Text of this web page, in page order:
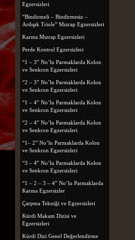
Egzersizleri
“Bindirmeli – Bindirmesiz –
Ardışık Triole” Mızrap Egzersizleri
Karma Mızrap Egzersizleri
Perde Kontrol Egzersizleri
“1 – 3” No’lu Parmaklarda Kolon
ve Senkron Egzersizleri
“2 – 3” No’lu Parmaklarda Kolon
ve Senkron Egzersizleri
“1 – 4” No’lu Parmaklarda Kolon
ve Senkron Egzersizleri
“2 – 4” No’lu Parmaklarda Kolon
ve Senkron Egzersizleri
“1– 2” No’lu Parmaklarda Kolon
ve Senkron Egzersizleri
“3 – 4” No’lu Parmaklarda Kolon
ve Senkron Egzersizleri
“1 – 2 – 3 – 4” No’lu Parmaklarda
Karma Egzersizler
Çarpma Tekniği ve Egzersizleri
Kürdi Makam Dizisi ve
Egzersizleri
Kürdi Dizi Genel Değerlendirme